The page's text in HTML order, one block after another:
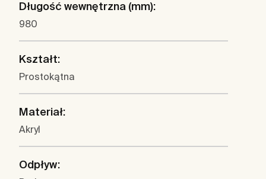
Długość wewnętrzna (mm):
980
Kształt:
Prostokątna
Materiał:
Akryl
Odpływ: